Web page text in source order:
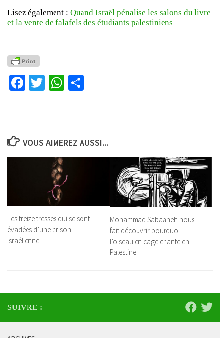
Lisez également : Quand Israël pénalise les salons du livre
et la vente de falafels des étudiants palestiniens
Facebook
TwitterWhatsApp
VOUS AIMEREZ AUSSI...
Les treize tresses qui se sont
évadées d’une prison
israélienne
Mohammad Sabaaneh nous
fait découvrir pourquoi
l’oiseau en cage chante en
Palestine
SUIVRE :